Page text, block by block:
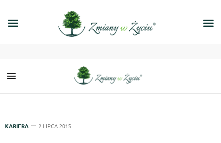
KARIERA 2 LIPCA 2015